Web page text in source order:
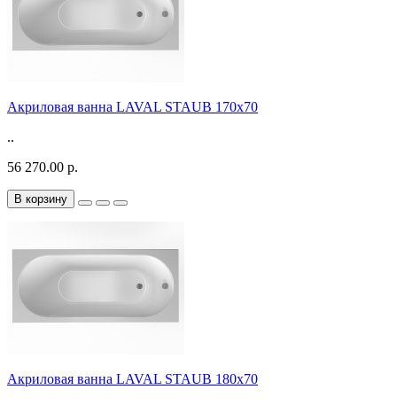
Акриловая ванна LAVAL STAUB 170х70
..
56 270.00 р.
В корзину
Акриловая ванна LAVAL STAUB 180х70